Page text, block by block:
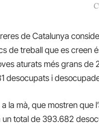
de Catalunya
de treball que es creen
aturats més grans de
desocupats i
la mà, que mostren que
un total de 393.682